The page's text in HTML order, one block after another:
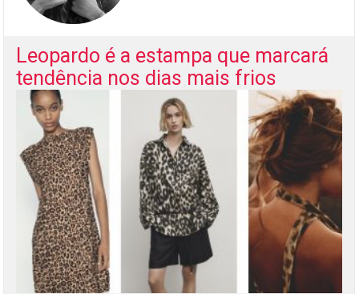
Leopardo é a estampa que marcará
tendência nos dias mais frios